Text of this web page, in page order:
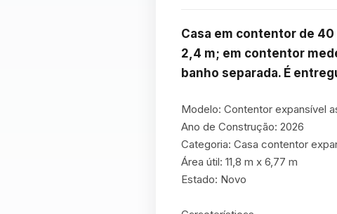
Casa em contentor de
2,4 m; em contentor
banho separada. É
Modelo: Contentor expansível
Ano de Construção: 2026
Categoria: Casa contentor
Área útil: 11,8 m x 6,77 m
Estado: Novo